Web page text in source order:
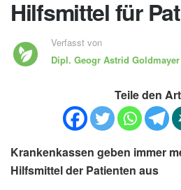
Hilfsmittel für
Verfasst von
Dipl. Geogr Astrid Goldmayer
Teile den
Krankenkassen geben immer
Hilfsmittel der Patienten aus